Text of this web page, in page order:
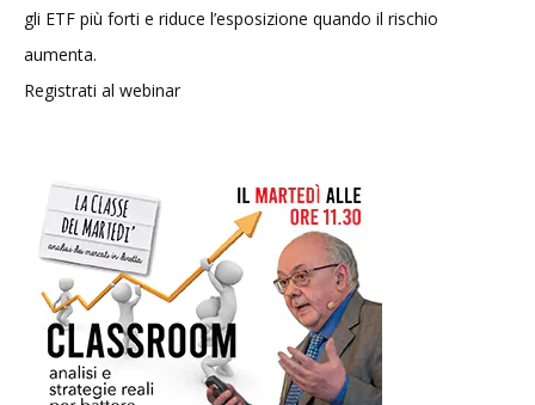
gli ETF più forti e riduce l’esposizione quando il rischio
aumenta.
Registrati al webinar